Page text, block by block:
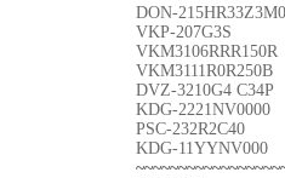
DON-215HR33Z3M0
VKP-207G3S
VKM3106RRR150R
VKM3111R0R250B
DVZ-3210G4 C34P
KDG-2221NV0000
PSC-232R2C40
KDG-11YYNV000